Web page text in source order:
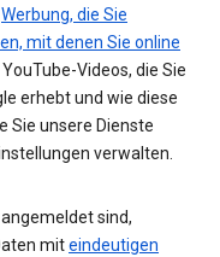
Werbung, die Sie
mit denen Sie online
Videos, die Sie
erhebt und wie diese
Sie unsere Dienste
verwalten.
sind,
miteindeutigen